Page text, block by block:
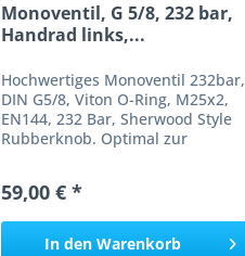
Monoventil, G 5/8, 232 bar,
Handrad links,...
Hochwertiges Monoventil 232bar,
DIN G5/8, Viton O-Ring, M25x2,
EN144, 232 Bar, Sherwood Style
Rubberknob. Optimal zur
Steigrohr. __________________
Angaben gem. GPSR: Dies ist
59,00 € *
In den Warenkorb